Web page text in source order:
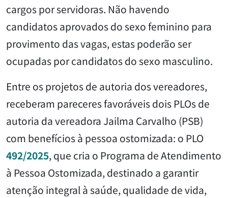
cargos por servidoras. Não havendo
candidatos aprovados do sexo feminino para
provimento das vagas, estas poderão ser
ocupadas por candidatos do sexo masculino.
Entre os projetos de autoria dos vereadores,
receberam pareceres favoráveis dois PLOs de
autoria da vereadora Jailma Carvalho (PSB)
com benefícios à pessoa ostomizada: o PLO
492/2025, que cria o Programa de Atendimento
à Pessoa Ostomizada, destinado a garantir
atenção integral à saúde, qualidade de vida,